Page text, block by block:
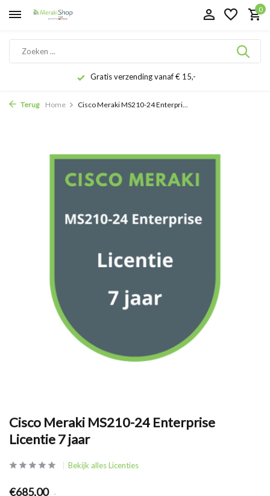
0
Gratis verzending vanaf € 15,-
Terug Home Cisco Meraki MS210-24 Enterpri...
Cisco Meraki MS210-24 Enterprise
Licentie 7 jaar
Bekijk alles Licenties
€685,00 .